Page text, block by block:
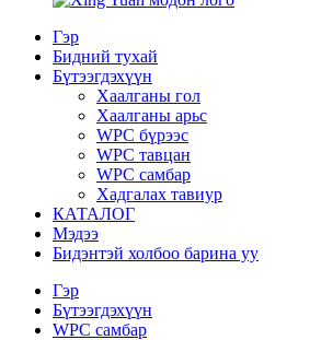
Гэр
Бидний тухай
Бүтээгдэхүүн
Хаалганы гол
Хаалганы арьс
WPC бүрээс
WPC тавцан
WPC самбар
Хадгалах тавиур
КАТАЛОГ
Мэдээ
Бидэнтэй холбоо барина уу
Гэр
Бүтээгдэхүүн
WPC самбар